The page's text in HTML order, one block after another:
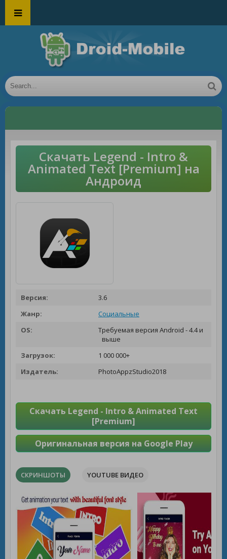
Скачать Legend - Intro &
Animated Text [Premium] на
Андроид
Версия:
3.6
Жанр:
Социальные
OS:
Требуемая версия Android - 4.4 и
выше
Загрузок:
1 000 000+
Издатель:
PhotoAppzStudio2018
Скачать Legend - Intro & Animated Text
[Premium]
Оригинальная версия на Google Play
СКРИНШОТЫ YOUTUBE ВИДЕО